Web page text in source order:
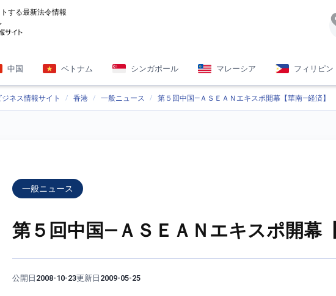
する最新法令情報
中国 ベトナム シンガポール マレーシア フィリピン
ネス情報サイト 香港 一般ニュース 第５回中国—ＡＳＥＡＮエキスポ開幕【華南—経済】
一般ニュース
第５回中国—ＡＳＥＡＮエキスポ開幕
公開日 2008-10-23更新日 2009-05-25